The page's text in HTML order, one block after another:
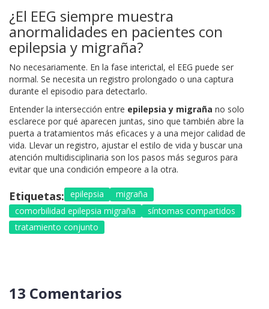
¿El EEG siempre muestra
anormalidades en pacientes con
epilepsia y migraña?
No necesariamente. En la fase interictal, el EEG puede ser
normal. Se necesita un registro prolongado o una captura
durante el episodio para detectarlo.
Entender la intersección entre epilepsia y migraña no solo
esclarece por qué aparecen juntas, sino que también abre la
puerta a tratamientos más eficaces y a una mejor calidad de
vida. Llevar un registro, ajustar el estilo de vida y buscar una
atención multidisciplinaria son los pasos más seguros para
evitar que una condición empeore a la otra.
Etiquetas: epilepsia
migraña
comorbilidad epilepsia migraña
síntomas compartidos
tratamiento conjunto
13 Comentarios